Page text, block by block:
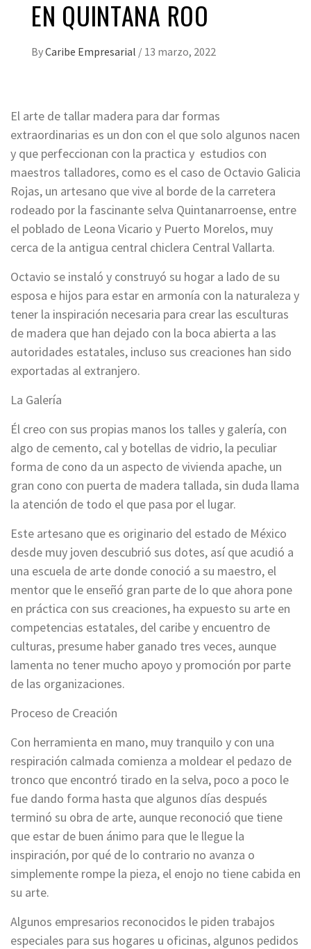
EN QUINTANA ROO
ByCaribe Empresarial / 13 marzo, 2022
El arte de tallar madera para dar formas
extraordinarias es un don con el que solo algunos nacen
y que perfeccionan con la practica y estudios con
maestros talladores, como es el caso de Octavio Galicia
Rojas, un artesano que vive al borde de la carretera
rodeado por la fascinante selva Quintanarroense, entre
el poblado de Leona Vicario y Puerto Morelos, muy
cerca de la antigua central chiclera Central Vallarta.
Octavio se instaló y construyó su hogar a lado de su
esposa e hijos para estar en armonía con la naturaleza y
tener la inspiración necesaria para crear las esculturas
de madera que han dejado con la boca abierta a las
autoridades estatales, incluso sus creaciones han sido
exportadas al extranjero.
La Galería
Él creo con sus propias manos los talles y galería, con
algo de cemento, cal y botellas de vidrio, la peculiar
forma de cono da un aspecto de vivienda apache, un
gran cono con puerta de madera tallada, sin duda llama
la atención de todo el que pasa por el lugar.
Este artesano que es originario del estado de México
desde muy joven descubrió sus dotes, así que acudió a
una escuela de arte donde conoció a su maestro, el
mentor que le enseñó gran parte de lo que ahora pone
en práctica con sus creaciones, ha expuesto su arte en
competencias estatales, del caribe y encuentro de
culturas, presume haber ganado tres veces, aunque
lamenta no tener mucho apoyo y promoción por parte
de las organizaciones.
Proceso de Creación
Con herramienta en mano, muy tranquilo y con una
respiración calmada comienza a moldear el pedazo de
tronco que encontró tirado en la selva, poco a poco le
fue dando forma hasta que algunos días después
terminó su obra de arte, aunque reconoció que tiene
que estar de buen ánimo para que le llegue la
inspiración, por qué de lo contrario no avanza o
simplemente rompe la pieza, el enojo no tiene cabida en
su arte.
Algunos empresarios reconocidos le piden trabajos
especiales para sus hogares u oficinas, algunos pedidos